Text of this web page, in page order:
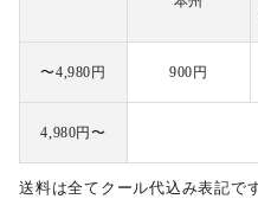
〜4,980円 900円
4,980円〜
送料は全てクール代込み表記です